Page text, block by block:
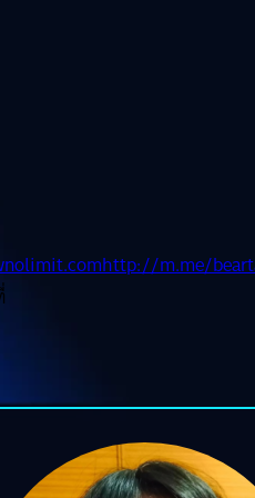
http://m.me/